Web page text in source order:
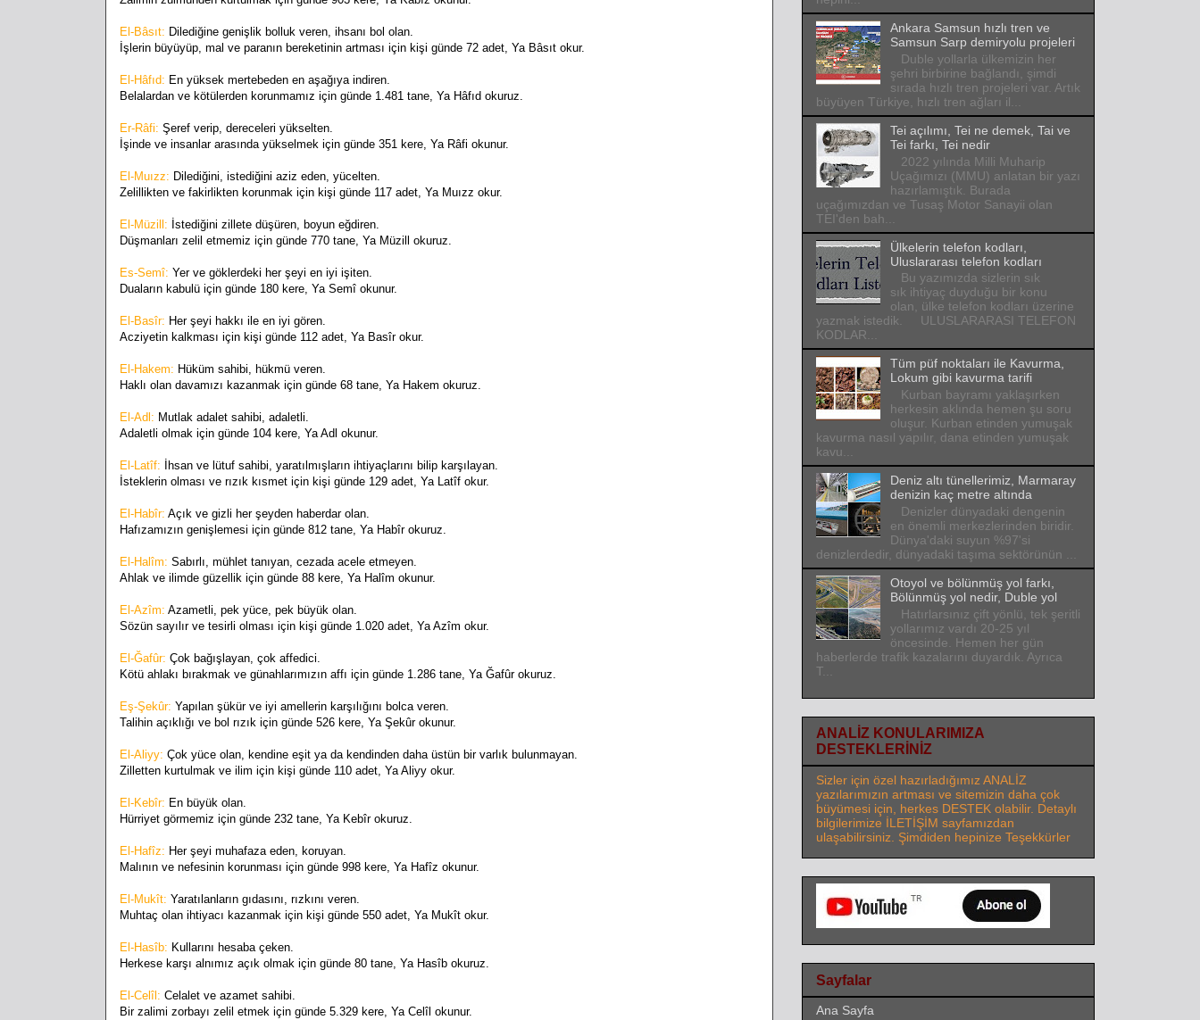
El-Bâsıt: Dilediğine genişlik bolluk veren, ihsanı bol olan.
İşlerin büyüyüp, mal ve paranın bereketinin artması için kişi günde 72 adet, Ya Bâsıt okur.
El-Hâfıd: En yüksek mertebeden en aşağıya indiren.
Belalardan ve kötülerden korunmamız için günde 1.481 tane, Ya Hâfıd okuruz.
Er-Râfi: Şeref verip, dereceleri yükselten.
İşinde ve insanlar arasında yükselmek için günde 351 kere, Ya Râfi okunur.
El-Muızz: Dilediğini, istediğini aziz eden, yücelten.
Zelillikten ve fakirlikten korunmak için kişi günde 117 adet, Ya Muızz okur.
El-Müzill: İstediğini zillete düşüren, boyun eğdiren.
Düşmanları zelil etmemiz için günde 770 tane, Ya Müzill okuruz.
Es-Semî: Yer ve göklerdeki her şeyi en iyi işiten.
Duaların kabulü için günde 180 kere, Ya Semî okunur.
El-Basîr: Her şeyi hakkı ile en iyi gören.
Acziyetin kalkması için kişi günde 112 adet, Ya Basîr okur.
El-Hakem: Hüküm sahibi, hükmü veren.
Haklı olan davamızı kazanmak için günde 68 tane, Ya Hakem okuruz.
El-Adl: Mutlak adalet sahibi, adaletli.
Adaletli olmak için günde 104 kere, Ya Adl okunur.
El-Latîf: İhsan ve lütuf sahibi, yaratılmışların ihtiyaçlarını bilip karşılayan.
İsteklerin olması ve rızık kısmet için kişi günde 129 adet, Ya Latîf okur.
El-Habîr: Açık ve gizli her şeyden haberdar olan.
Hafızamızın genişlemesi için günde 812 tane, Ya Habîr okuruz.
El-Halîm: Sabırlı, mühlet tanıyan, cezada acele etmeyen.
Ahlak ve ilimde güzellik için günde 88 kere, Ya Halîm okunur.
El-Azîm: Azametli, pek yüce, pek büyük olan.
Sözün sayılır ve tesirli olması için kişi günde 1.020 adet, Ya Azîm okur.
El-Ğafûr: Çok bağışlayan, çok affedici.
Kötü ahlakı bırakmak ve günahlarımızın affı için günde 1.286 tane, Ya Ğafûr okuruz.
Eş-Şekûr: Yapılan şükür ve iyi amellerin karşılığını bolca veren.
Talihin açıklığı ve bol rızık için günde 526 kere, Ya Şekûr okunur.
El-Aliyy: Çok yüce olan, kendine eşit ya da kendinden daha üstün bir varlık bulunmayan.
Zilletten kurtulmak ve ilim için kişi günde 110 adet, Ya Aliyy okur.
El-Kebîr: En büyük olan.
Hürriyet görmemiz için günde 232 tane, Ya Kebîr okuruz.
El-Hafîz: Her şeyi muhafaza eden, koruyan.
Malının ve nefesinin korunması için günde 998 kere, Ya Hafîz okunur.
El-Mukît: Yaratılanların gıdasını, rızkını veren.
Muhtaç olan ihtiyacı kazanmak için kişi günde 550 adet, Ya Mukît okur.
El-Hasîb: Kullarını hesaba çeken.
Herkese karşı alnımız açık olmak için günde 80 tane, Ya Hasîb okuruz.
El-Celîl: Celalet ve azamet sahibi.
Bir zalimi zorbayı zelil etmek için günde 5.329 kere, Ya Celîl okunur.
Ankara Samsun hızlı tren ve
Samsun Sarp demiryolu projeleri
Duble yollarla ülkemizin her
şehri birbirine bağlandı, şimdi
sırada hızlı tren projeleri var. Artık
büyüyen Türkiye, hızlı tren ağları il...
Tei açılımı, Tei ne demek, Tai ve
Tei farkı, Tei nedir
2022 yılında Milli Muharip
Uçağımızı (MMU) anlatan bir yazı
hazırlamıştık. Burada
uçağımızdan ve Tusaş Motor Sanayii olan
TEI'den bah...
Ülkelerin telefon kodları,
Uluslararası telefon kodları
Bu yazımızda sizlerin sık
sık ihtiyaç duyduğu bir konu
olan, ülke telefon kodları üzerine
yazmak istedik. ULUSLARARASI TELEFON
KODLAR...
Tüm püf noktaları ile Kavurma,
Lokum gibi kavurma tarifi
Kurban bayramı yaklaşırken
herkesin aklında hemen şu soru
oluşur. Kurban etinden yumuşak
kavurma nasıl yapılır, dana etinden yumuşak
kavu...
Deniz altı tünellerimiz, Marmaray
denizin kaç metre altında
Denizler dünyadaki dengenin
en önemli merkezlerinden biridir.
Dünya'daki suyun %97'si
denizlerdedir, dünyadaki taşıma sektörünün ...
Otoyol ve bölünmüş yol farkı,
Bölünmüş yol nedir, Duble yol
Hatırlarsınız çift yönlü, tek şeritli
yollarımız vardı 20-25 yıl
öncesinde. Hemen her gün
haberlerde trafik kazalarını duyardık. Ayrıca
T...
ANALİZ KONULARIMIZA
DESTEKLERİNİZ
Sizler için özel hazırladığımız ANALİZ
yazılarımızın artması ve sitemizin daha çok
büyümesi için, herkes DESTEK olabilir. Detaylı
bilgilerimize İLETİŞİM sayfamızdan
ulaşabilirsiniz. Şimdiden hepinize Teşekkürler
Sayfalar
Ana Sayfa